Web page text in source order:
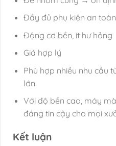
Đầy đủ phụ kiện an toàn
Động cơ bền, ít hư hỏng
Giá hợp lý
Phù hợp nhiều nhu cầu
lớn
Với độ bền cao, máy
đáng tin cậy cho mọi
Kết luận